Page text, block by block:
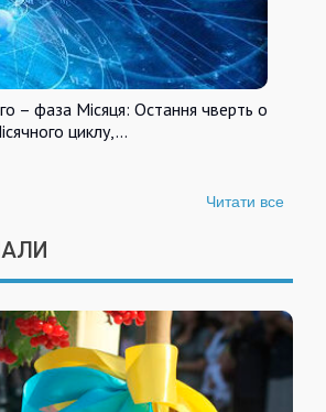
– фаза Місяця: Остання чверть о
циклу,…
Читати все